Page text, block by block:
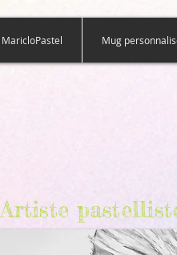
MaricloPastel Mug
Artiste